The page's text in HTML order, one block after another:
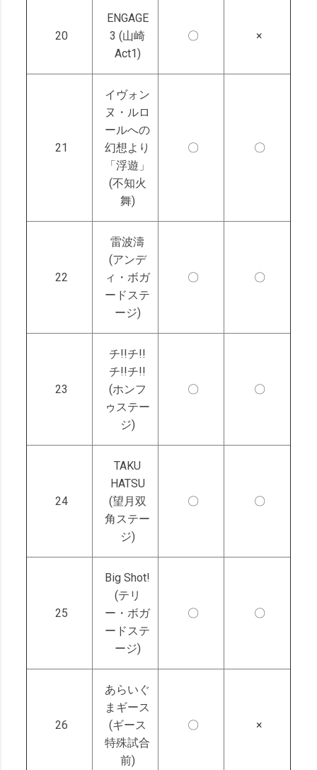
20
ENGAGE
3 (山崎
Act1)
〇 ×
21
イヴォン
ヌ・ルロ
ールへの
幻想より
「浮遊」
(不知火
舞)
〇 〇
22
雷波濤
(アンデ
ィ・ボガ
ードステ
ージ)
〇 〇
23
チ!!チ!!
チ!!チ!!
(ホンフ
ゥステー
ジ)
〇 〇
24
TAKU
HATSU
(望月双
角ステー
ジ)
〇 〇
25
Big Shot!
(テリ
ー・ボガ
ードステ
ージ)
〇 〇
26
あらいぐ
まギース
(ギース
特殊試合
前)
〇 ×